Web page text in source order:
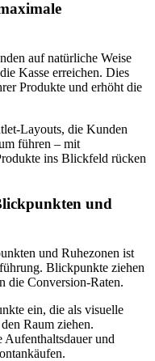
auf natürliche Weise
Kasse erreichen. Dies
Produkte und erhöht die
Layouts, die Kunden
führen – mit
ins Blickfeld rücken
und
und Ruhezonen ist
Blickpunkte ziehen
die Conversion-Raten.
ein, die als visuelle
Raum ziehen.
Aufenthaltsdauer und